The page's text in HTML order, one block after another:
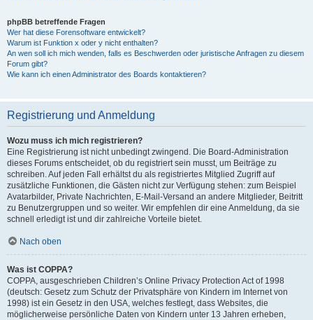
phpBB betreffende Fragen
Wer hat diese Forensoftware entwickelt?
Warum ist Funktion x oder y nicht enthalten?
An wen soll ich mich wenden, falls es Beschwerden oder juristische Anfragen zu diesem
Forum gibt?
Wie kann ich einen Administrator des Boards kontaktieren?
Registrierung und Anmeldung
Wozu muss ich mich registrieren?
Eine Registrierung ist nicht unbedingt zwingend. Die Board-Administration
dieses Forums entscheidet, ob du registriert sein musst, um Beiträge zu
schreiben. Auf jeden Fall erhältst du als registriertes Mitglied Zugriff auf
zusätzliche Funktionen, die Gästen nicht zur Verfügung stehen: zum Beispiel
Avatarbilder, Private Nachrichten, E-Mail-Versand an andere Mitglieder, Beitritt
zu Benutzergruppen und so weiter. Wir empfehlen dir eine Anmeldung, da sie
schnell erledigt ist und dir zahlreiche Vorteile bietet.
Nach oben
Was ist COPPA?
COPPA, ausgeschrieben Children’s Online Privacy Protection Act of 1998
(deutsch: Gesetz zum Schutz der Privatsphäre von Kindern im Internet von
1998) ist ein Gesetz in den USA, welches festlegt, dass Websites, die
möglicherweise persönliche Daten von Kindern unter 13 Jahren erheben,